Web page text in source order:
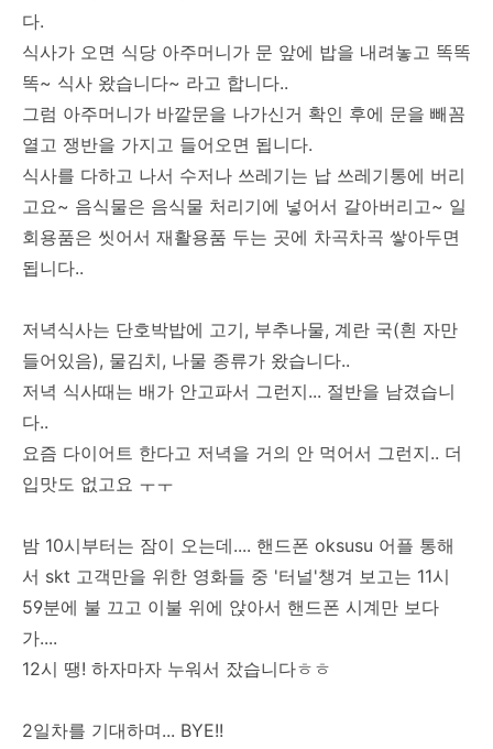
다.
식사가 오면 식당 아주머니가 문 앞에 밥을 내려놓고 똑똑
똑~ 식사 왔습니다~ 라고 합니다..
그럼 아주머니가 바깥문을 나가신거 확인 후에 문을 빼꼼
열고 쟁반을 가지고 들어오면 됩니다.
식사를 다하고 나서 수저나 쓰레기는 납 쓰레기통에 버리
고요~ 음식물은 음식물 처리기에 넣어서 갈아버리고~ 일
회용품은 씻어서 재활용품 두는 곳에 차곡차곡 쌓아두면
됩니다..
저녁식사는 단호박밥에 고기, 부추나물, 계란 국(흰 자만
들어있음), 물김치, 나물 종류가 왔습니다..
저녁 식사때는 배가 안고파서 그런지... 절반을 남겼습니
다..
요즘 다이어트 한다고 저녁을 거의 안 먹어서 그런지.. 더
입맛도 없고요 ㅜㅜ
밤 10시부터는 잠이 오는데.... 핸드폰 oksusu 어플 통해
서 skt 고객만을 위한 영화들 중 '터널'챙겨 보고는 11시
59분에 불 끄고 이불 위에 앉아서 핸드폰 시계만 보다
가....
12시 땡! 하자마자 누워서 잤습니다ㅎㅎ
2일차를 기대하며... BYE!!